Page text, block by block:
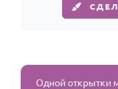
Одной открытки